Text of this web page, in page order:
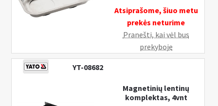
Atsiprašome, šiuo metu
prekės neturime
Pranešti, kai vėl bus
prekyboje
YT-08682
Magnetinių lentinų
komplektas, 4vnt